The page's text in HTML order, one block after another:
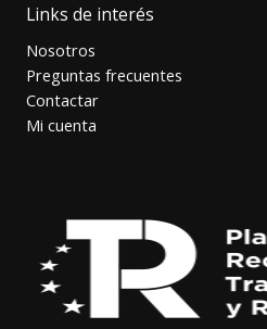
Links de interés
Nosotros
Preguntas frecuentes
Contactar
Mi cuenta